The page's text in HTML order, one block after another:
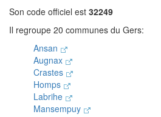
Son code officiel est 32249
Il regroupe 20 communes du Gers:
Ansan
Augnax
Crastes
Homps
Labrihe
Mansempuy